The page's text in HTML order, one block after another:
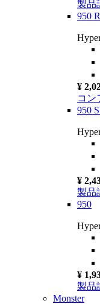
製品
950
¥
コン
950
¥
製品
950
¥
製品
Monster